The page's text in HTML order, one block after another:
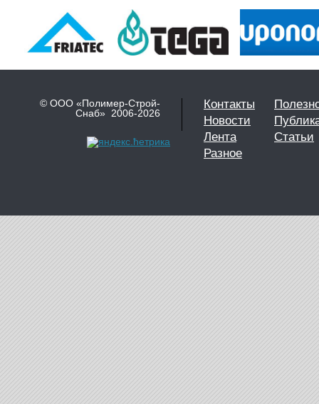
© ООО «Полимер-Строй-
Снаб» 2006-2026
Контакты
Новости
Лента
Статьи
Разное